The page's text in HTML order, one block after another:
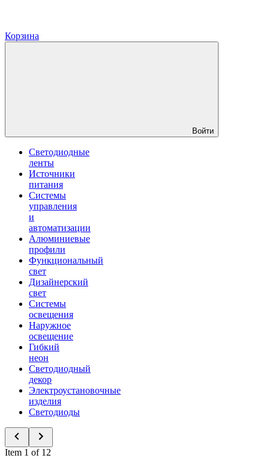
Корзина
Войти
Светодиодные
ленты
Источники
питания
Системы
управления
и
автоматизации
Алюминиевые
профили
Функциональный
свет
Дизайнерский
свет
Системы
освещения
Наружное
освещение
Гибкий
неон
Светодиодный
декор
Электроустановочные
изделия
Светодиоды
Item 1 of 12